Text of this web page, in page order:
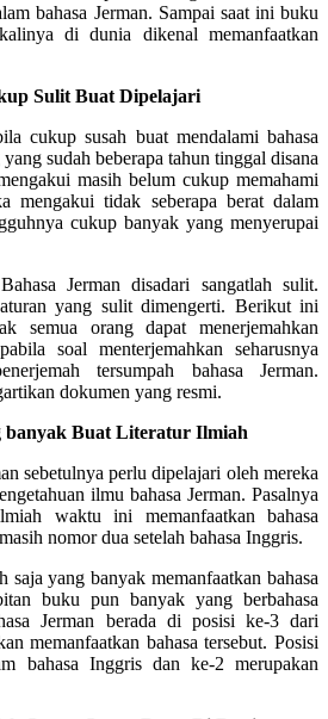
bahasa Jerman. Sampai saat ini buku
di dunia dikenal memanfaatkan
Sulit Buat Dipelajari
cukup susah buat mendalami bahasa
sudah beberapa tahun tinggal disana
masih belum cukup memahami
mengakui tidak seberapa berat dalam
cukup banyak yang menyerupai
Jerman disadari sangatlah sulit.
yang sulit dimengerti. Berikut ini
semua orang dapat menerjemahkan
soal menterjemahkan seharusnya
tersumpah bahasa Jerman.
dokumen yang resmi.
banyak Buat Literatur Ilmiah
sebetulnya perlu dipelajari oleh mereka
ilmu bahasa Jerman. Pasalnya
waktu ini memanfaatkan bahasa
nomor dua setelah bahasa Inggris.
yang banyak memanfaatkan bahasa
buku pun banyak yang berbahasa
Jerman berada di posisi ke-3 dari
memanfaatkan bahasa tersebut. Posisi
bahasa Inggris dan ke-2 merupakan